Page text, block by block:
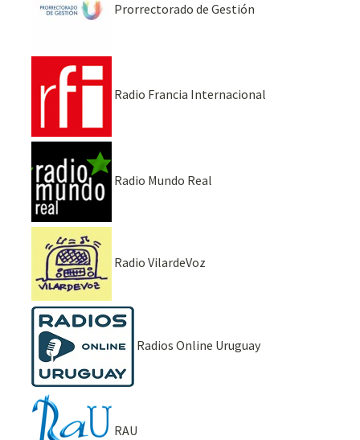
Prorrectorado de Gestión
Radio Francia Internacional
Radio Mundo Real
Radio VilardeVoz
Radios Online Uruguay
RAU